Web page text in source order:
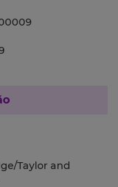
Taylor and